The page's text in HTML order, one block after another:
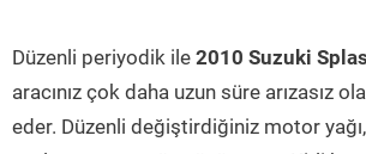
Düzenli periyodik ile 2010 Suzuki
aracınız çok daha uzun süre arızasız
eder. Düzenli değiştirdiğiniz motor